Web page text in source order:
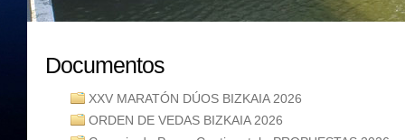
Documentos
XXV MARATÓN DÚOS BIZKAIA 2026
ORDEN DE VEDAS BIZKAIA 2026